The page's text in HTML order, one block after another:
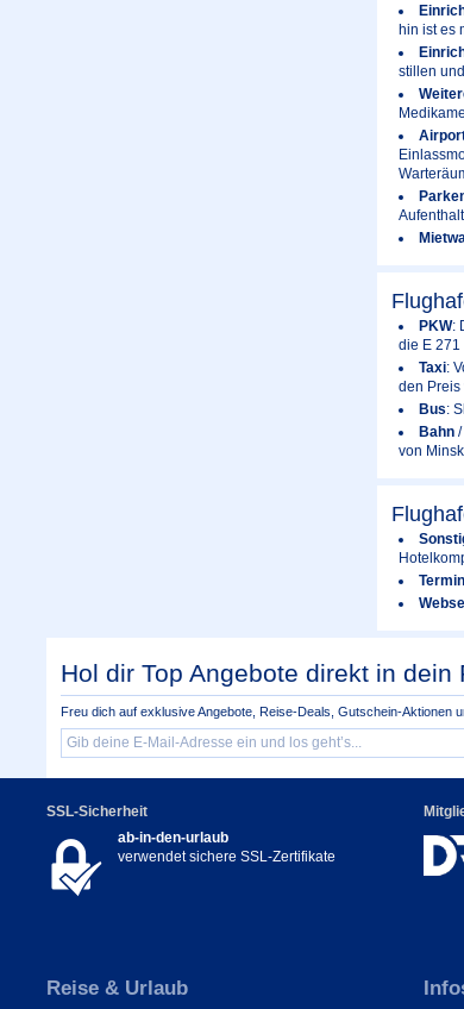
hin ist es
stillen
PKW:
die E 271
Taxi:
den Preis
Bus:
Bahn /
von
Hol dir Top Angebote direkt in dein
Freu dich auf exklusive Angebote, Reise-Deals, Gutschein-Aktionen
SSL-Sicherheit
ab-in-den-urlaub
verwendet sichere SSL-Zertifikate
Reise & Urlaub